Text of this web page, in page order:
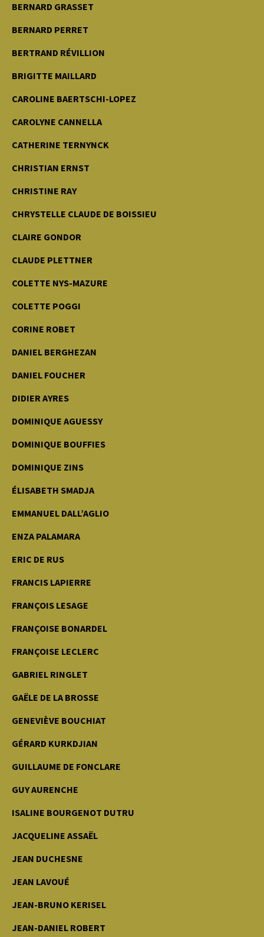
BERNARD GRASSET
BERNARD PERRET
BERTRAND RÉVILLION
BRIGITTE MAILLARD
CAROLINE BAERTSCHI-LOPEZ
CAROLYNE CANNELLA
CATHERINE TERNYNCK
CHRISTIAN ERNST
CHRISTINE RAY
CHRYSTELLE CLAUDE DE BOISSIEU
CLAIRE GONDOR
CLAUDE PLETTNER
COLETTE NYS-MAZURE
COLETTE POGGI
CORINE ROBET
DANIEL BERGHEZAN
DANIEL FOUCHER
DIDIER AYRES
DOMINIQUE AGUESSY
DOMINIQUE BOUFFIES
DOMINIQUE ZINS
ÉLISABETH SMADJA
EMMANUEL DALL’AGLIO
ENZA PALAMARA
ERIC DE RUS
FRANCIS LAPIERRE
FRANÇOIS LESAGE
FRANÇOISE BONARDEL
FRANÇOISE LECLERC
GABRIEL RINGLET
GAËLE DE LA BROSSE
GENEVIÈVE BOUCHIAT
GÉRARD KURKDJIAN
GUILLAUME DE FONCLARE
GUY AURENCHE
ISALINE BOURGENOT DUTRU
JACQUELINE ASSAËL
JEAN DUCHESNE
JEAN LAVOUÉ
JEAN-BRUNO KERISEL
JEAN-DANIEL ROBERT